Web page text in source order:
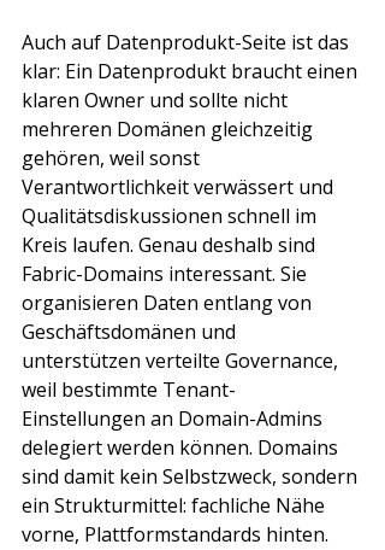
Auch auf Datenprodukt-Seite ist das
klar: Ein Datenprodukt braucht einen
klaren Owner und sollte nicht
mehreren Domänen gleichzeitig
gehören, weil sonst
Verantwortlichkeit verwässert und
Qualitätsdiskussionen schnell im
Kreis laufen. Genau deshalb sind
Fabric-Domains interessant. Sie
organisieren Daten entlang von
Geschäftsdomänen und
unterstützen verteilte Governance,
weil bestimmte Tenant-
Einstellungen an Domain-Admins
delegiert werden können. Domains
sind damit kein Selbstzweck, sondern
ein Strukturmittel: fachliche Nähe
vorne, Plattformstandards hinten.